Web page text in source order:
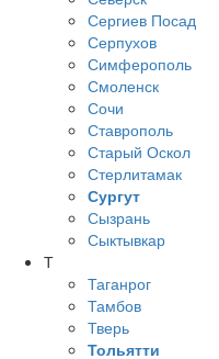
Сергиев Посад
Серпухов
Симферополь
Смоленск
Сочи
Ставрополь
Старый Оскол
Стерлитамак
Сургут
Сызрань
Сыктывкар
Т
Таганрог
Тамбов
Тверь
Тольятти